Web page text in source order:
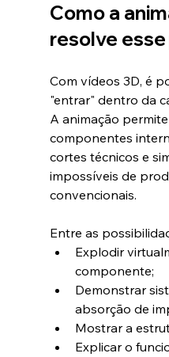
Como a
resolve
Com vídeos 3D, é
"entrar" dentro da
A animação
componentes
cortes técnicos e
impossíveis de
convencionais.
Entre as
Explodir
componente;
Demonstrar
absorção de
Mostrar a
Explicar o